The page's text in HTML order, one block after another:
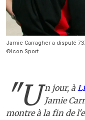
Jamie Carragher a disputé
©Icon Sport
"U n jour, à
Jamie
montre à la fin de